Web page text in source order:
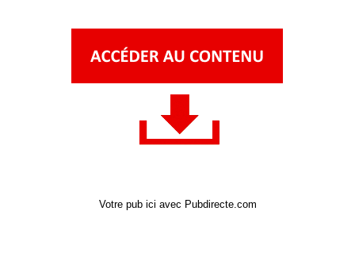
Votre pub ici avec Pubdirecte.com